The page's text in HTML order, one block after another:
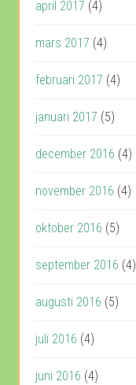
april 2017 (4)
mars 2017 (4)
februari 2017 (4)
januari 2017 (5)
december 2016 (4)
november 2016 (4)
oktober 2016 (5)
september 2016 (4)
augusti 2016 (5)
juli 2016 (4)
juni 2016 (4)